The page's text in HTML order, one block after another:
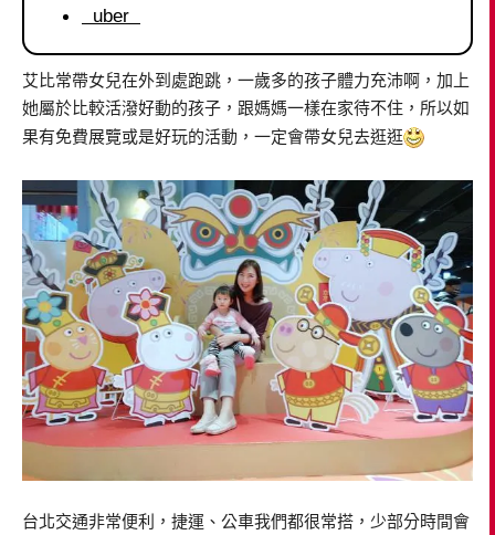
uber
艾比常帶女兒在外到處跑跳，一歲多的孩子體力充沛啊，加上
她屬於比較活潑好動的孩子，跟媽媽一樣在家待不住，所以如
果有免費展覽或是好玩的活動，一定會帶女兒去逛逛
台北交通非常便利，捷運、公車我們都很常搭，少部分時間會